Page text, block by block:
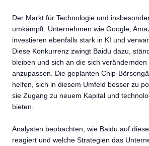
Der Markt für Technologie und
umkämpft. Unternehmen wie Google,
investieren ebenfalls stark in KI und
Diese Konkurrenz zwingt Baidu dazu,
bleiben und sich an die sich
anzupassen. Die geplanten Chip-
helfen, sich in diesem Umfeld besser zu
sie Zugang zu neuem Kapital und
bieten.
Analysten beobachten, wie Baidu auf
reagiert und welche Strategien das